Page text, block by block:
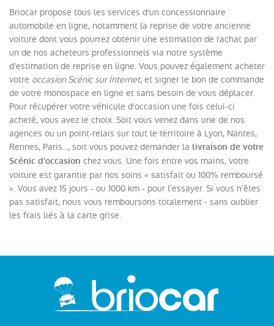
Briocar propose tous les services d'un concessionnaire
automobile en ligne, notamment la reprise de votre ancienne
voiture dont vous pourrez obtenir une estimation de rachat par
un de nos acheteurs professionnels via notre système
d'estimation de reprise en ligne. Vous pouvez également acheter
votre occasion Scénic sur Internet, et signer le bon de commande
de votre monospace en ligne et sans besoin de vous déplacer.
Pour récupérer votre véhicule d'occasion une fois celui-ci
acheté, vous avez le choix. Soit vous venez dans une de nos
agences ou un point-relais sur tout le territoire à Lyon, Nantes,
Rennes, Paris..., soit vous pouvez demander la livraison de votre
Scénic d'occasion chez vous. Une fois entre vos mains, votre
voiture est garantie par nos soins « satisfait ou 100% remboursé
». Vous avez 15 jours - ou 1000 km - pour l’essayer. Si vous n’êtes
pas satisfait, nous vous remboursons totalement - sans oublier
les frais liés à la carte grise.